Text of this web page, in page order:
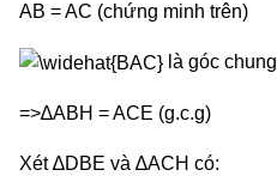
AB = AC (chứng minh trên)
là góc chung
=>∆ABH = ACE (g.c.g)
Xét ∆DBE và ∆ACH có: